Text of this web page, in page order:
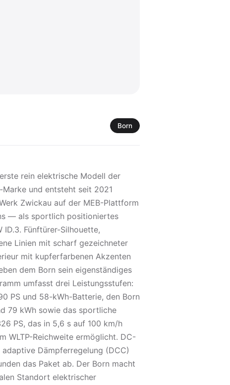
Born
rein elektrische Modell der
und entsteht seit 2021
Zwickau auf der MEB-Plattform
— als sportlich positioniertes
ID.3. Fünftürer-Silhouette,
Linien mit scharf gezeichneter
mit kupferfarbenen Akzenten
dem Born sein eigenständiges
umfasst drei Leistungsstufen:
PS und 58-kWh-Batterie, den Born
79 kWh sowie das sportliche
PS, das in 5,6 s auf 100 km/h
WLTP-Reichweite ermöglicht. DC-
Dämpferregelung (DCC)
das Paket ab. Der Born macht
Standort elektrischer